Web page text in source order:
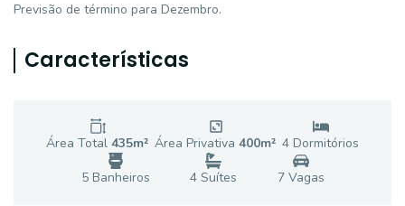
Previsão de término para Dezembro.
Características
Área Total 435m² Área Privativa 400m² 4 Dormitórios
5Banheiros 4 Suítes 7Vagas